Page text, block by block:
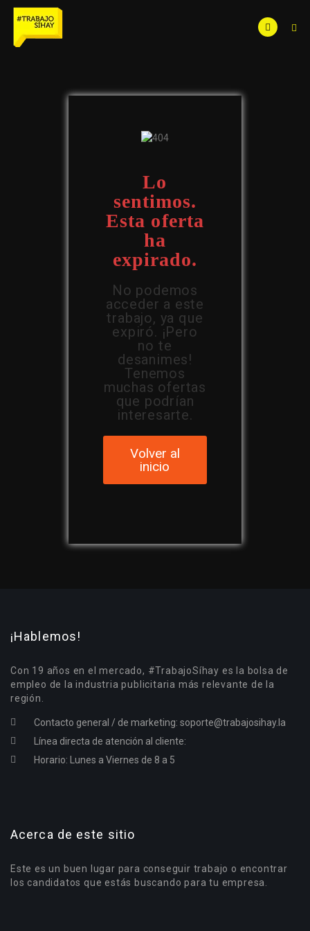
Lo
sentimos.
Esta oferta
ha
expirado.
No podemos
acceder a este
trabajo, ya que
expiró. ¡Pero
no te
desanimes!
Tenemos
muchas ofertas
que podrían
interesarte.
Volver al
inicio
¡Hablemos!
Con 19 años en el mercado, #TrabajoSíhay es la bolsa de
empleo de la industria publicitaria más relevante de la
región.
Contacto general / de marketing: soporte@trabajosihay.la
Línea directa de atención al cliente:
Horario: Lunes a Viernes de 8 a 5
Acerca de este sitio
Este es un buen lugar para conseguir trabajo o encontrar
los candidatos que estás buscando para tu empresa.